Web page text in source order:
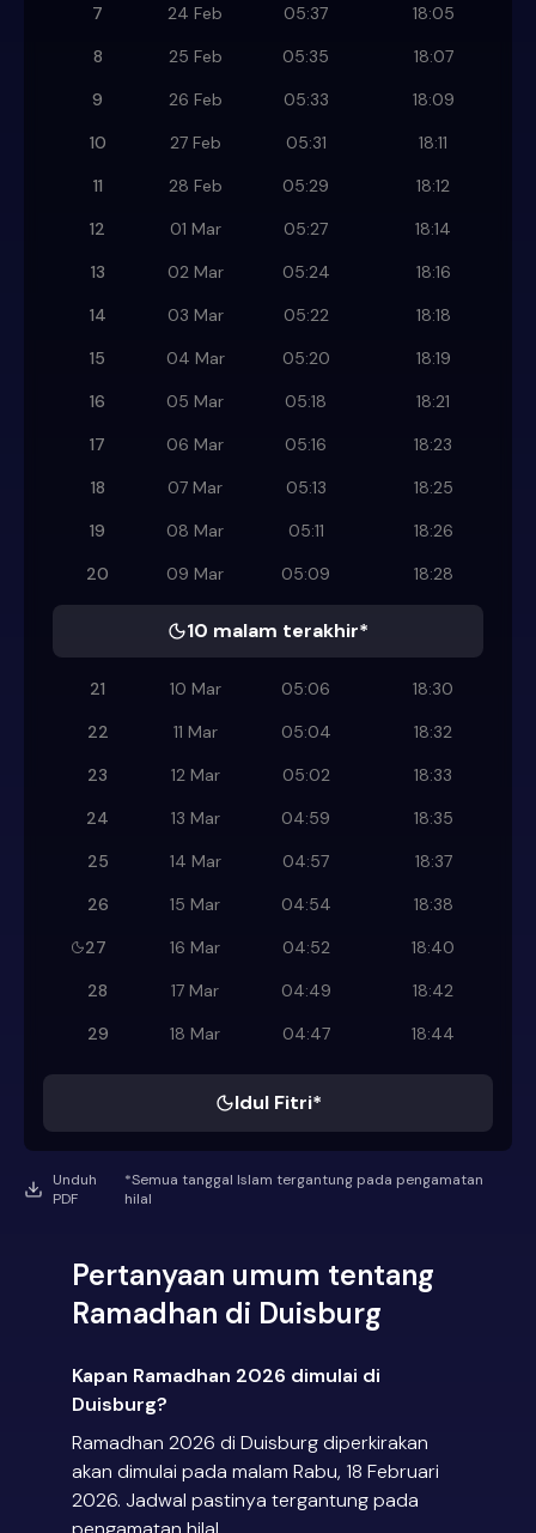
7
24 Feb 05:37
18:05
8
25 Feb 05:35
18:07
9
26 Feb 05:33
18:09
10
27 Feb 05:31
18:11
11
28 Feb 05:29
18:12
12
01 Mar 05:27
18:14
13
02 Mar 05:24
18:16
14
03 Mar 05:22
18:18
15
04 Mar 05:20
18:19
16
05 Mar 05:18
18:21
17
06 Mar 05:16
18:23
18
07 Mar 05:13
18:25
19
08 Mar 05:11
18:26
20
09 Mar 05:09 18:28
10 malam terakhir*
21 10 Mar 05:06
18:30
22
11 Mar 05:04
18:32
23
12 Mar 05:02
18:33
24
13 Mar 04:59
18:35
25
14 Mar 04:57
18:37
26
15 Mar 04:54
18:38
27
16 Mar 04:52
18:40
28
17 Mar 04:49
18:42
29
18 Mar 04:47 18:44
Idul Fitri*
Unduh
PDF
*Semua tanggal Islam tergantung pada pengamatan
hilal
Pertanyaan umum tentang
Ramadhan di Duisburg
Kapan Ramadhan 2026 dimulai di
Duisburg?
Ramadhan 2026 di Duisburg diperkirakan
akan dimulai pada malam Rabu, 18 Februari
2026. Jadwal pastinya tergantung pada